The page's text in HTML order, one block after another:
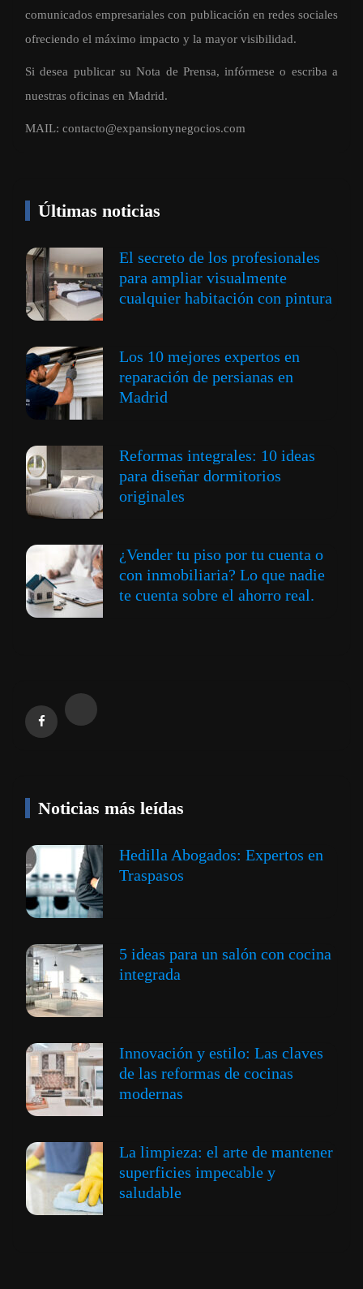
comunicados empresariales con publicación en redes sociales
ofreciendo el máximo impacto y la mayor visibilidad.
Si desea publicar su Nota de Prensa, infórmese o escriba a
nuestras oficinas en Madrid.
MAIL: contacto@expansionynegocios.com
Últimas noticias
El secreto de los profesionales
para ampliar visualmente
cualquier habitación con pintura
Los 10 mejores expertos en
reparación de persianas en
Madrid
Reformas integrales: 10 ideas
para diseñar dormitorios
originales
¿Vender tu piso por tu cuenta o
con inmobiliaria? Lo que nadie
te cuenta sobre el ahorro real.
Noticias más leídas
Hedilla Abogados: Expertos en
Traspasos
5 ideas para un salón con cocina
integrada
Innovación y estilo: Las claves
de las reformas de cocinas
modernas
La limpieza: el arte de mantener
superficies impecable y
saludable